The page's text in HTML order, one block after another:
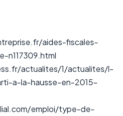
aides-fiscales-
n117309.html
actualites/1/actualites/l-
a-la-hausse-en-2015-
emploi/type-de-